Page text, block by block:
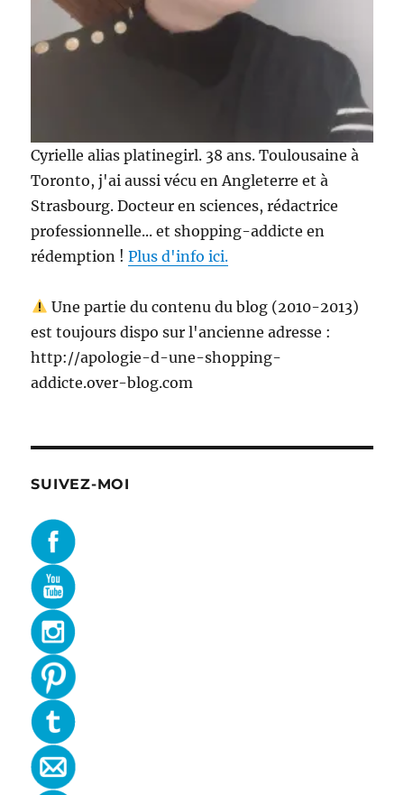
Cyrielle alias platinegirl. 38 ans. Toulousaine à
Toronto, j'ai aussi vécu en Angleterre et à
Strasbourg. Docteur en sciences, rédactrice
professionnelle... et shopping-addicte en
rédemption !Plus d'info ici.
Une partie du contenu du blog (2010-2013)
est toujours dispo sur l'ancienne adresse :
http://apologie-d-une-shopping-
addicte.over-blog.com
SUIVEZ-MOI